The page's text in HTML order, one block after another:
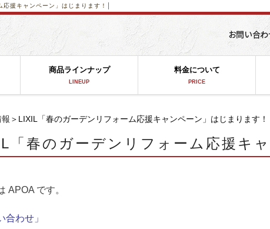
援キャンペーン」はじまります！│
商品ラインナップ
LINEUP
料金について
PRICE
＞LIXIL「春のガーデンリフォーム応援キャンペーン」はじまります！
「春のガーデンリフォーム応援キ
APOA です。
合わせ」